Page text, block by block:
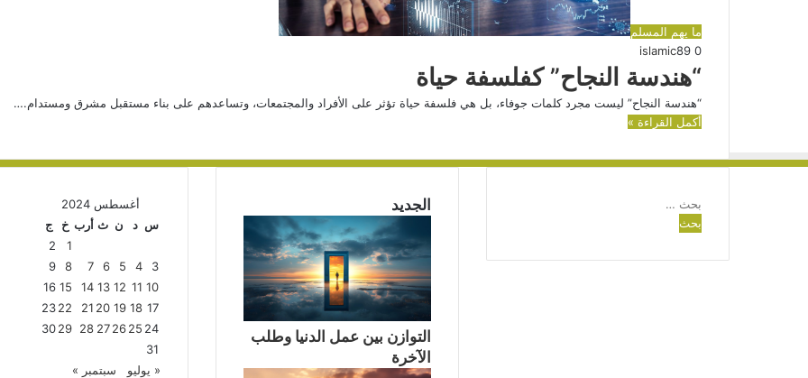
ما يهم المسلم
islamic
0
“هندسة النجاح” كفلسفة حياة
“هندسة النجاح” ليست مجرد كلمات جوفاء، بل هي فلسفة حياة تؤثر على الأفراد والمجتمعات، وتساعدهم على بناء مستقبل مشرق ومستدام.…
أكمل القراءة »
أغسطس 2024
س د ن ث أرب خ
ج
1
2
3
4
5
6
7
8
9
10
11
12
13
14
15
16
17
18
19
20
21
22
23
24
25
26
27
28
29
30
31
« يوليو
سبتمبر »
الجديد
التوازن بين عمل الدنيا وطلب
الآخرة
البحث
عن: